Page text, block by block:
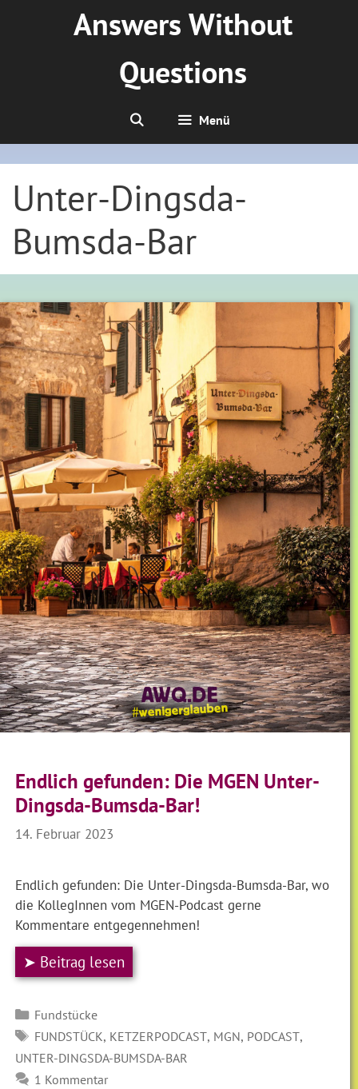
Answers Without
Questions
Menü
Unter-Dingsda-
Bumsda-Bar
Endlich gefunden: Die MGEN Unter-
Dingsda-Bumsda-Bar!
14. Februar 2023
Endlich gefunden: Die Unter-Dingsda-Bumsda-Bar, wo
die KollegInnen vom MGEN-Podcast gerne
Kommentare entgegennehmen!
➤ Beitrag lesen
Kategorien
Fundstücke
SCHLAGWÖRTER
FUNDSTÜCK, KETZERPODCAST, MGN, PODCAST,
UNTER-DINGSDA-BUMSDA-BAR
1 Kommentar